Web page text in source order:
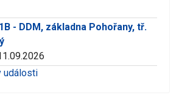
- DDM, základna Pohořany, tř.
události